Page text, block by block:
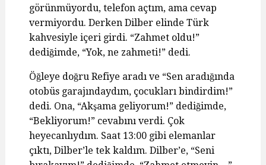
görünmüyordu, telefon açtım, ama cevap
vermiyordu. Derken Dilber elinde Türk
kahvesiyle içeri girdi. “Zahmet oldu!”
dediğimde, “Yok, ne zahmeti!” dedi.
Öğleye doğru Refiye aradı ve “Sen aradığında
otobüs garajındaydım, çocukları bindirdim!”
dedi. Ona, “Akşama geliyorum!” dediğimde,
“Bekliyorum!” cevabını verdi. Çok
heyecanlıydım. Saat 13:00 gibi elemanlar
çıktı, Dilber’le tek kaldım. Dilber’e, “Seni